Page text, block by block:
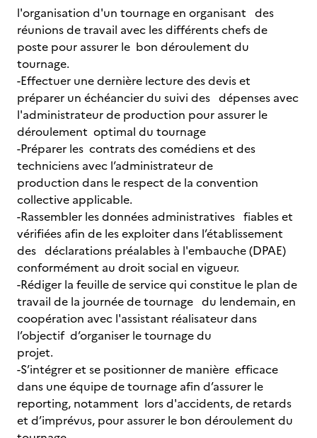
l'organisation d'un tournage en organisant des
réunions de travail avec les différents chefs de
poste pour assurer le bon déroulement du
tournage.
-Effectuer une dernière lecture des devis et
préparer un échéancier du suivi des dépenses avec
l'administrateur de production pour assurer le
déroulement optimal du tournage
-Préparer les contrats des comédiens et des
techniciens avec l’administrateur de
production dans le respect de la convention
collective applicable.
-Rassembler les données administratives fiables et
vérifiées afin de les exploiter dans l’établissement
des déclarations préalables à l'embauche (DPAE)
conformément au droit social en vigueur.
-Rédiger la feuille de service qui constitue le plan de
travail de la journée de tournage du lendemain, en
coopération avec l'assistant réalisateur dans
l’objectif d’organiser le tournage du
projet.
-S’intégrer et se positionner de manière efficace
dans une équipe de tournage afin d’assurer le
reporting, notamment lors d'accidents, de retards
et d’imprévus, pour assurer le bon déroulement du